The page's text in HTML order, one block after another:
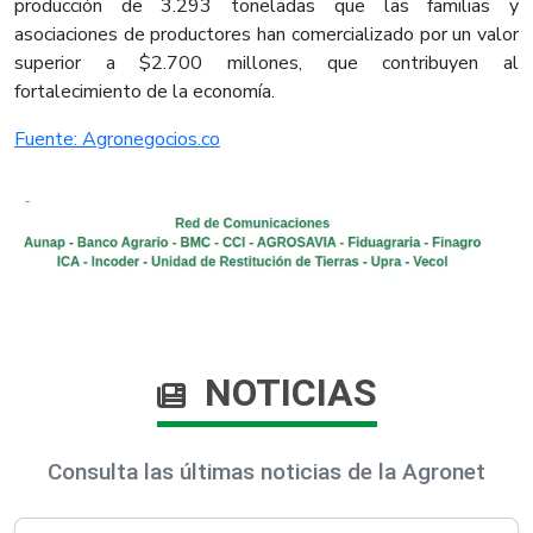
producción de 3.293 toneladas que las familias y
asociaciones de productores han comercializado por un valor
superior a $2.700 millones, que contribuyen al
fortalecimiento de la economía.​
Fuente: Agronegocios.co​
NOTICIAS
Consulta las últimas noticias de la Agronet